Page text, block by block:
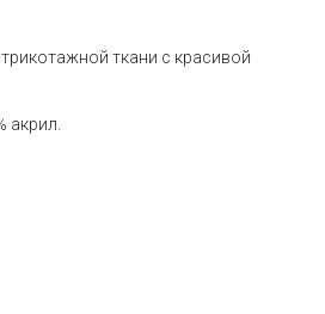
ткани с красивой
акрил.